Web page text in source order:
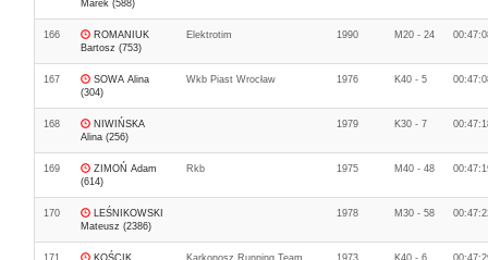
Marek (588)
166
ROMANIUK
Bartosz (753)
Elektrotim 1990 M20 - 24
167
SOWA Alina
(304)
Wkb Piast Wrocław 1976 K40 - 5
168
NIWIŃSKA
Alina (256)
1979 K30 - 7
169
ZIMOŃ Adam
(614)
Rkb 1975 M40 - 48
170
LEŚNIKOWSKI
Mateusz (2386)
1978 M30 - 58
171
KOŚCIK
Karkonosz Running Team 1973 K40 - 6